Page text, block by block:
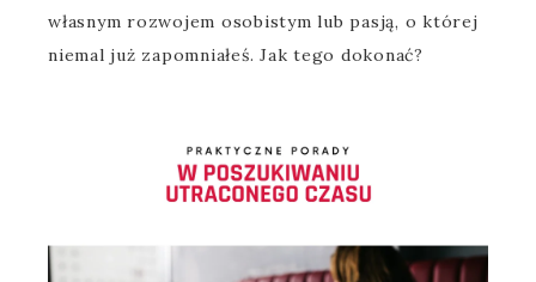
własnym rozwojem osobistym lub pasją, o której
niemal już zapomniałeś. Jak tego dokonać?